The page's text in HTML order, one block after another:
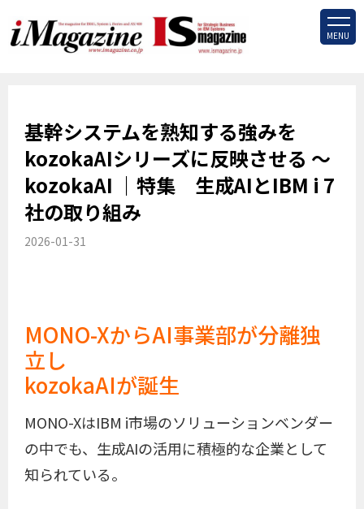
MENU
基幹システムを熟知する強みを
kozokaAIシリーズに反映させる ～
kozokaAI ｜特集 生成AIとIBM i 7
社の取り組み
2026-01-31
MONO-XからAI事業部が分離独
立し
kozokaAIが誕生
MONO-XはIBM i市場のソリューションベンダー
の中でも、生成AIの活用に積極的な企業として
知られている。